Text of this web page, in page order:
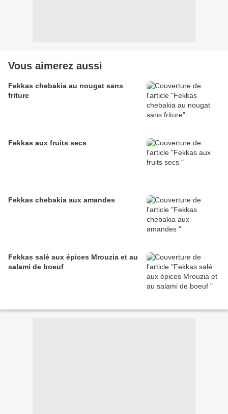
Vous aimerez aussi
Fekkas chebakia au nougat sans
friture
Fekkas aux fruits secs
Fekkas chebakia aux amandes
Fekkas salé aux épices Mrouzia et au
salami de boeuf